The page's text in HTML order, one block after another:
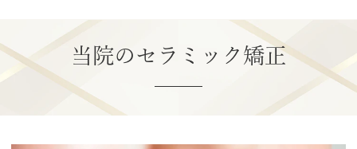
当院のセラミック矯正